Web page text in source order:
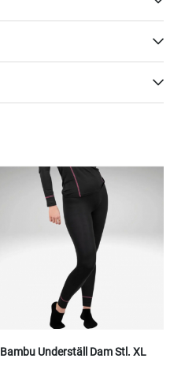
Bambu Underställ Dam Stl. XL